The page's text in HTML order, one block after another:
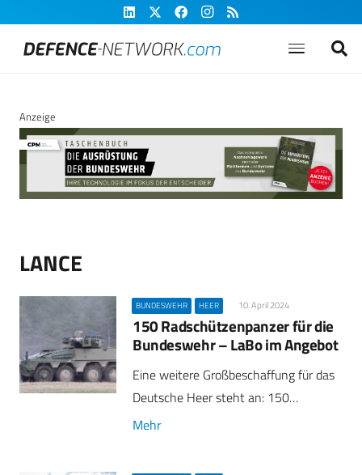
Anzeige
LANCE
BUNDESWEHR HEER 10. April 2024
150 Radschützenpanzer für die
Bundeswehr – LaBo im Angebot
Eine weitere Großbeschaffung für das
Deutsche Heer steht an: 150…
Mehr